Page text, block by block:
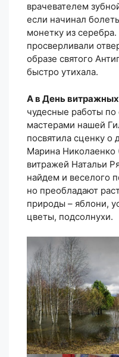
врачевателем
если начинал
монетку из
просверливали
образе святого
быстро утихала.
А в День
чудесные работы по
мастерами нашей
посвятила сценку о
Марина Николаенко
витражей Натальи
найдем и веселого
но преобладают
природы – яблони,
цветы, подсолнухи.